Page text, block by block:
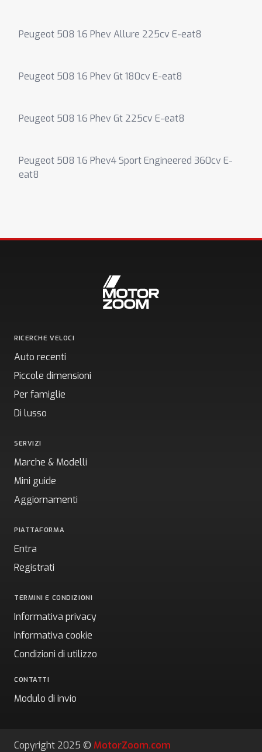
Peugeot 508 1.6 Phev Allure 225cv E-eat8
Peugeot 508 1.6 Phev Gt 180cv E-eat8
Peugeot 508 1.6 Phev Gt 225cv E-eat8
Peugeot 508 1.6 Phev4 Sport Engineered 360cv E-
eat8
RICERCHE VELOCI
Auto recenti
Piccole dimensioni
Per famiglie
Di lusso
SERVIZI
Marche & Modelli
Mini guide
Aggiornamenti
PIATTAFORMA
Entra
Registrati
TERMINI E CONDIZIONI
Informativa privacy
Informativa cookie
Condizioni di utilizzo
CONTATTI
Modulo di invio
Copyright 2025 © MotorZoom.com